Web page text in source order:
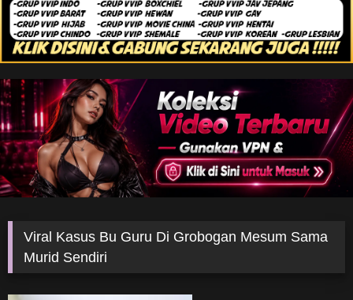
Viral Kasus Bu Guru Di Grobogan Mesum Sama
Murid Sendiri